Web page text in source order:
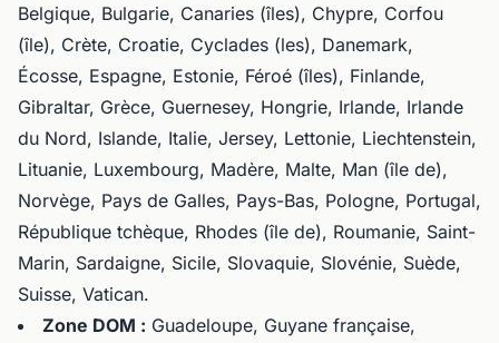
Belgique, Bulgarie, Canaries (îles), Chypre, Corfou
(île), Crète, Croatie, Cyclades (les), Danemark,
Écosse, Espagne, Estonie, Féroé (îles), Finlande,
Gibraltar, Grèce, Guernesey, Hongrie, Irlande, Irlande
du Nord, Islande, Italie, Jersey, Lettonie, Liechtenstein,
Lituanie, Luxembourg, Madère, Malte, Man (île de),
Norvège, Pays de Galles, Pays-Bas, Pologne, Portugal,
République tchèque, Rhodes (île de), Roumanie, Saint-
Marin, Sardaigne, Sicile, Slovaquie, Slovénie, Suède,
Suisse, Vatican.
Zone DOM : Guadeloupe, Guyane française,